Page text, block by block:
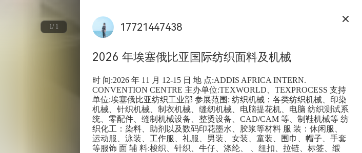
1/ 1 17721447438
2026 年埃塞俄比亚国际纺织面料及机械
时 间:2026 年 11 月 12-15 日 地 点:ADDIS AFRICA INTERN.
CONVENTION CENTRE 主办单位:TEXWORLD、TEXPROCESS 支持
单位:埃塞俄比亚纺织工业部 参展范围: 纺织机械：各类纺织机械、印染
机械、针织机械、制衣机械、缝纫机械、电脑提花机、电脑 纺织测试系
统、零配件、缝制机械设备、整烫设备、CAD/CAM 等、制鞋机械等 纺
织化工：染料、助剂以及数码印花墨水、胶浆等材料 服 装：休闲服、
运动服、泳装、工作服、礼服、男装、女装、童装、围巾、帽子、手套
等服饰 面 辅 料:梭织、针织、牛仔、涤纶、 、纽扣、拉链、标签、缎